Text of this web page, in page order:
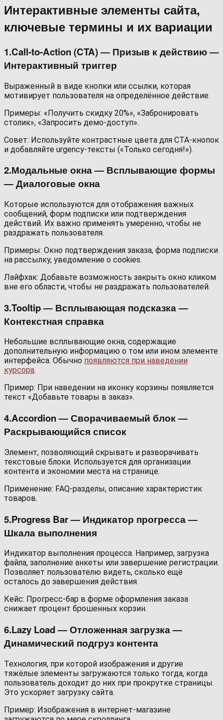
Интерактивные элементы сайта,
ключевые термины и их вариации
1.Call-to-Action (CTA) — Призыв к действию —
Интерактивный триггер
Выраженный в виде кнопки или ссылки, которая
мотивирует пользователя на определённое действие.
Примеры: «Получить скидку 20%», «Забронировать
столик», «Запросить демо-доступ».
Совет: Используйте контрастные цвета для CTA-кнопок
и добавляйте urgency-тексты («Только сегодня!»).
2.Модальные окна — Всплывающие формы
— Диалоговые окна
Которые используются для отображения важных
сообщений, форм подписки или подтверждения
действий. Их важно применять умеренно, чтобы не
раздражать пользователя.
Примеры: Окно подтверждения заказа, форма подписки
на рассылку, уведомление о cookies.
Лайфхак: Добавьте возможность закрыть окно кликом
вне его области, чтобы не раздражать пользователей.
3.Tooltip — Всплывающая подсказка —
Контекстная справка
Небольшие всплывающие окна, содержащие
дополнительную информацию о том или ином элементе
интерфейса. Обычно появляются при наведении
курсора.
Пример: При наведении на иконку корзины появляется
текст «Добавьте товары в заказ».
4.Accordion — Сворачиваемый блок —
Раскрывающийся список
Элемент, позволяющий скрывать и разворачивать
текстовые блоки. Используется для организации
контента и экономии места на странице.
Применение: FAQ-разделы, описание характеристик
товаров.
5.Progress Bar — Индикатор прогресса —
Шкала выполнения
Индикатор выполнения процесса. Например, загрузка
файла, заполнение анкеты или завершение регистрации.
Позволяет пользователю видеть, сколько ещё
осталось до завершения действия.
Кейс: Прогресс-бар в форме оформления заказа
снижает процент брошенных корзин.
6.Lazy Load — Отложенная загрузка —
Динамический подгруз контента
Технология, при которой изображения и другие
тяжёлые элементы загружаются только тогда, когда
пользователь доходит до них при прокрутке страницы.
Это ускоряет загрузку сайта.
Пример: Изображения в интернет-магазине